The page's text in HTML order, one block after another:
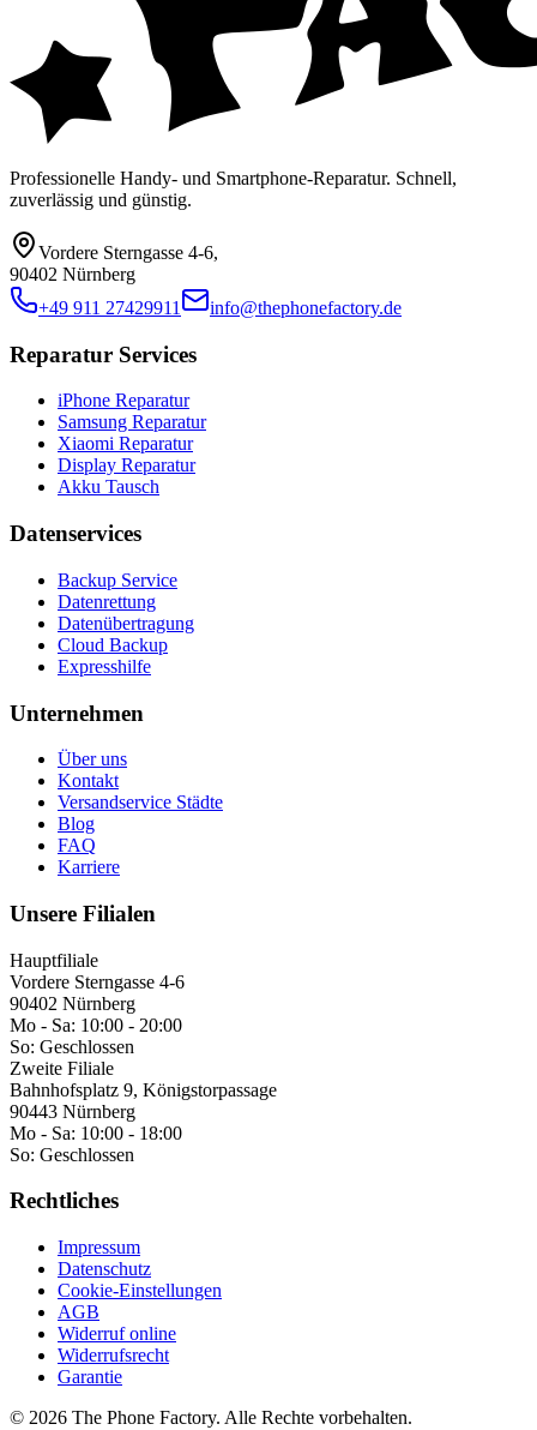
Professionelle Handy- und Smartphone-Reparatur. Schnell,
zuverlässig und günstig.
Vordere Sterngasse 4-6,
90402 Nürnberg
+49 911 27429911
info@thephonefactory.de
Reparatur Services
iPhone Reparatur
Samsung Reparatur
Xiaomi Reparatur
Display Reparatur
Akku Tausch
Datenservices
Backup Service
Datenrettung
Datenübertragung
Cloud Backup
Expresshilfe
Unternehmen
Über uns
Kontakt
Versandservice Städte
Blog
FAQ
Karriere
Unsere Filialen
Hauptfiliale
Vordere Sterngasse 4-6
90402 Nürnberg
Mo - Sa: 10:00 - 20:00
So: Geschlossen
Zweite Filiale
Bahnhofsplatz 9, Königstorpassage
90443 Nürnberg
Mo - Sa: 10:00 - 18:00
So: Geschlossen
Rechtliches
Impressum
Datenschutz
Cookie-Einstellungen
AGB
Widerruf online
Widerrufsrecht
Garantie
© 2026 The Phone Factory. Alle Rechte vorbehalten.